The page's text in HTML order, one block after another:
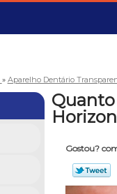
» Aparelho Dentário
Gostou?